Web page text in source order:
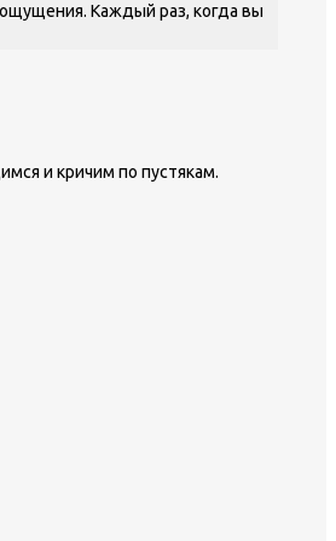
Каждый раз, когда вы
и кричим по пустякам.